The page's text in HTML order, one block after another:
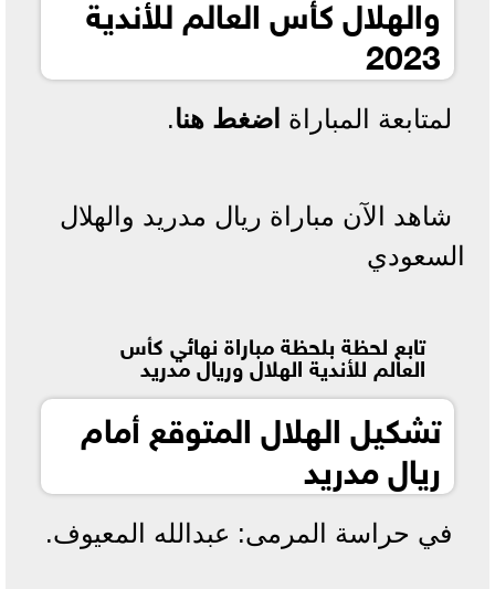
والهلال كأس العالم للأندية
2023
لمتابعة المباراة اضغط هنا.
شاهد الآن مباراة ريال مدريد والهلال
السعودي
تابع لحظة بلحظة مباراة نهائي كأس
العالم للأندية الهلال وريال مدريد
تشكيل الهلال المتوقع أمام
ريال مدريد
في حراسة المرمى: عبدالله المعيوف.